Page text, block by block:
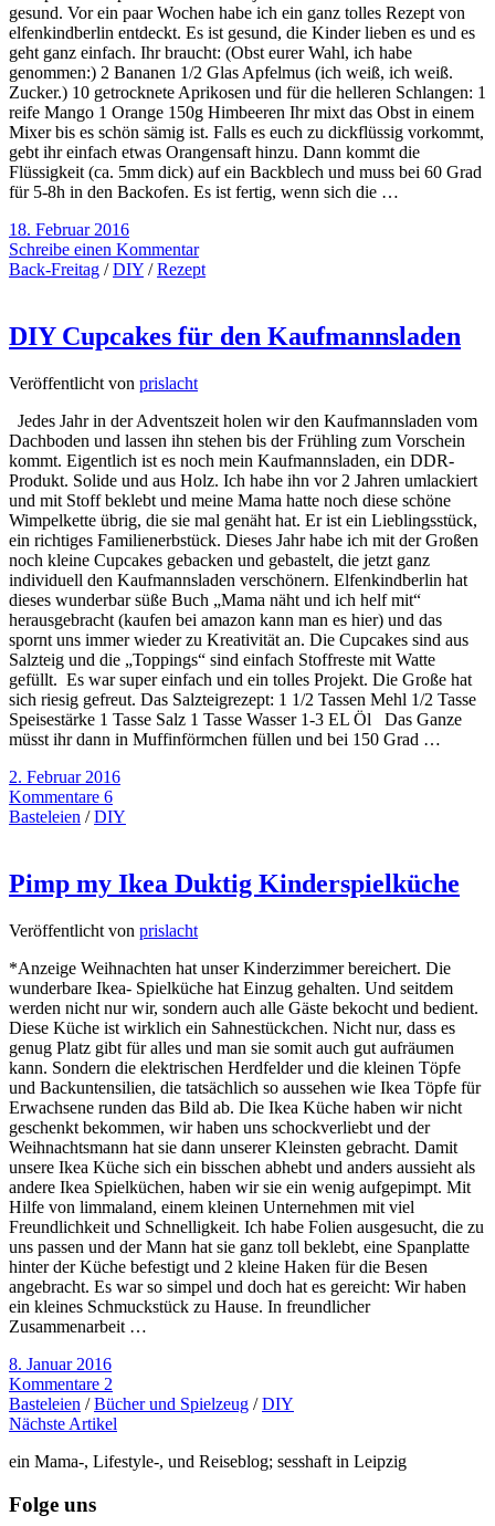
gesund. Vor ein paar Wochen habe ich ein ganz tolles Rezept von
elfenkindberlin entdeckt. Es ist gesund, die Kinder lieben es und es
geht ganz einfach. Ihr braucht: (Obst eurer Wahl, ich habe
genommen:) 2 Bananen 1/2 Glas Apfelmus (ich weiß, ich weiß.
Zucker.) 10 getrocknete Aprikosen und für die helleren Schlangen: 1
reife Mango 1 Orange 150g Himbeeren Ihr mixt das Obst in einem
Mixer bis es schön sämig ist. Falls es euch zu dickflüssig vorkommt,
gebt ihr einfach etwas Orangensaft hinzu. Dann kommt die
Flüssigkeit (ca. 5mm dick) auf ein Backblech und muss bei 60 Grad
für 5-8h in den Backofen. Es ist fertig, wenn sich die …
18. Februar 2016
Schreibe einen Kommentar
Back-Freitag /DIY /Rezept
DIY Cupcakes für den Kaufmannsladen
Veröffentlicht von prislacht
Jedes Jahr in der Adventszeit holen wir den Kaufmannsladen vom
Dachboden und lassen ihn stehen bis der Frühling zum Vorschein
kommt. Eigentlich ist es noch mein Kaufmannsladen, ein DDR-
Produkt. Solide und aus Holz. Ich habe ihn vor 2 Jahren umlackiert
und mit Stoff beklebt und meine Mama hatte noch diese schöne
Wimpelkette übrig, die sie mal genäht hat. Er ist ein Lieblingsstück,
ein richtiges Familienerbstück. Dieses Jahr habe ich mit der Großen
noch kleine Cupcakes gebacken und gebastelt, die jetzt ganz
individuell den Kaufmannsladen verschönern. Elfenkindberlin hat
dieses wunderbar süße Buch „Mama näht und ich helf mit“
herausgebracht (kaufen bei amazon kann man es hier) und das
spornt uns immer wieder zu Kreativität an. Die Cupcakes sind aus
Salzteig und die „Toppings“ sind einfach Stoffreste mit Watte
gefüllt. Es war super einfach und ein tolles Projekt. Die Große hat
sich riesig gefreut. Das Salzteigrezept: 1 1/2 Tassen Mehl 1/2 Tasse
Speisestärke 1 Tasse Salz 1 Tasse Wasser 1-3 EL Öl Das Ganze
müsst ihr dann in Muffinförmchen füllen und bei 150 Grad …
2. Februar 2016
Kommentare 6
Basteleien /DIY
Pimp my Ikea Duktig Kinderspielküche
Veröffentlicht von prislacht
*Anzeige Weihnachten hat unser Kinderzimmer bereichert. Die
wunderbare Ikea- Spielküche hat Einzug gehalten. Und seitdem
werden nicht nur wir, sondern auch alle Gäste bekocht und bedient.
Diese Küche ist wirklich ein Sahnestückchen. Nicht nur, dass es
genug Platz gibt für alles und man sie somit auch gut aufräumen
kann. Sondern die elektrischen Herdfelder und die kleinen Töpfe
und Backuntensilien, die tatsächlich so aussehen wie Ikea Töpfe für
Erwachsene runden das Bild ab. Die Ikea Küche haben wir nicht
geschenkt bekommen, wir haben uns schockverliebt und der
Weihnachtsmann hat sie dann unserer Kleinsten gebracht. Damit
unsere Ikea Küche sich ein bisschen abhebt und anders aussieht als
andere Ikea Spielküchen, haben wir sie ein wenig aufgepimpt. Mit
Hilfe von limmaland, einem kleinen Unternehmen mit viel
Freundlichkeit und Schnelligkeit. Ich habe Folien ausgesucht, die zu
uns passen und der Mann hat sie ganz toll beklebt, eine Spanplatte
hinter der Küche befestigt und 2 kleine Haken für die Besen
angebracht. Es war so simpel und doch hat es gereicht: Wir haben
ein kleines Schmuckstück zu Hause. In freundlicher
Zusammenarbeit …
8. Januar 2016
Kommentare 2
Basteleien /Bücher und Spielzeug /DIY
Nächste Artikel
ein Mama-, Lifestyle-, und Reiseblog; sesshaft in Leipzig
Folge uns